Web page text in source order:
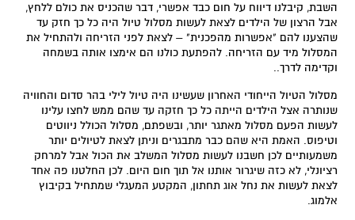
השבת, קיבלנו דיווח על חום כבד אפשרי, דבר שהכניס את כולם ללחץ,
אבל הרצון של הילדים לצאת לעשות מסלול טיול היה כל כך חזק עד
שהצענו להם "אפשרות מהפכנית" – לצאת לפני הזריחה ולהתחיל את
המסלול מיד עם הזריחה. להפתעת כולנו הם אימצו אותה בשמחה
וקדימה לדרך..
מסלול הטיול הייחודי האחרון שעשינו היה טיול לילי בהר סדום והחוויה
שנותרה אצל הילדים הייתה כל כך חזקה עד שהם ממש לחצו עלינו
לעשות הפעם מסלול מאתגר יותר, ובשפתם, מסלול הכולל ניווטים
וטיפוס. האמת היא שהם כבר מתבגרים וניתן לצאת לטיולים יותר
משמעותיים לכן חשבנו לעשות מסלול המשלב את הכול אבל למרחק
רציונלי, לא כזה שיגרור אותנו אל תוך חום היום. לכן החלטנו פה אחד
לצאת לעשות את נחל אוג תחתון, המקטע המעגלי שמתחיל בקיבוץ
אלמוג.